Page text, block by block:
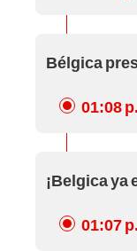
Bélgica
01:08
¡Belgica ya
01:07